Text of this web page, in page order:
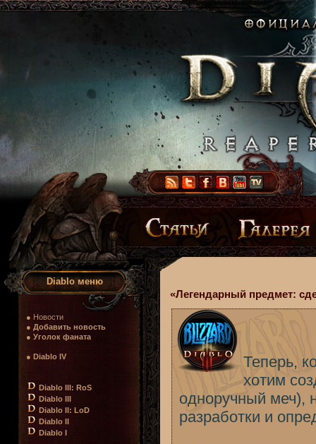
Diablo меню
● Новости
● Добавить новость
● Уголок фаната
● Diablo IV
Diablo III: RoS
Diablo III
Diablo II: LoD
Diablo II
Diablo I
«Легендарный предмет:
Теперь,
хотим
одноручный меч),
разработки и